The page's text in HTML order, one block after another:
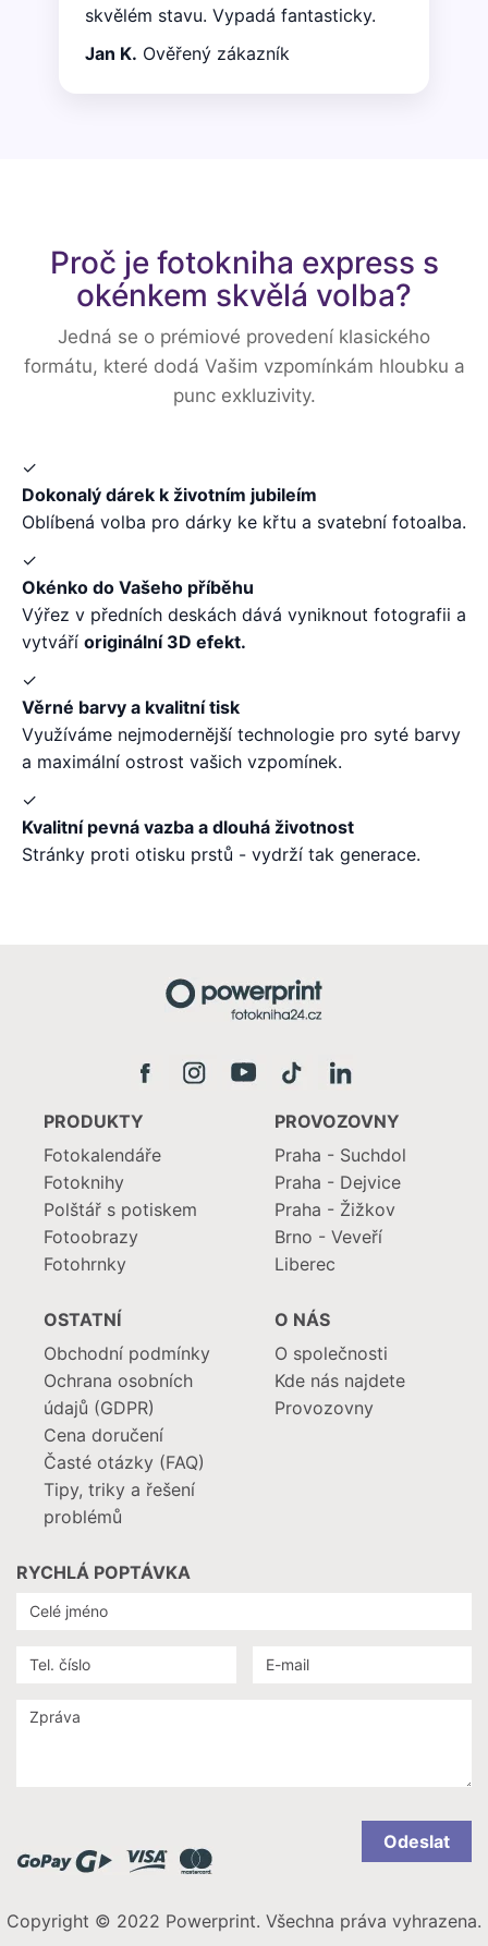
skvělém stavu. Vypadá fantasticky.
Jan K. Ověřený zákazník
Proč je fotokniha express s
okénkem skvělá volba?
Jedná se o prémiové provedení klasického
formátu, které dodá Vašim vzpomínkám hloubku a
punc exkluzivity.
✓
Dokonalý dárek k životním jubileím
Oblíbená volba pro dárky ke křtu a svatební fotoalba.
✓
Okénko do Vašeho příběhu
Výřez v předních deskách dává vyniknout fotografii a
vytváří originální 3D efekt.
✓
Věrné barvy a kvalitní tisk
Využíváme nejmodernější technologie pro syté barvy
a maximální ostrost vašich vzpomínek.
✓
Kvalitní pevná vazba a dlouhá životnost
Stránky proti otisku prstů - vydrží tak generace.
PRODUKTY
Fotokalendáře
Fotoknihy
Polštář s potiskem
Fotoobrazy
Fotohrnky
PROVOZOVNY
Praha - Suchdol
Praha - Dejvice
Praha - Žižkov
Brno - Veveří
Liberec
OSTATNÍ
Obchodní podmínky
Ochrana osobních
údajů (GDPR)
Cena doručení
Časté otázky (FAQ)
Tipy, triky a řešení
problémů
O NÁS
O společnosti
Kde nás najdete
Provozovny
RYCHLÁ POPTÁVKA
Odeslat
Copyright © 2022 Powerprint. Všechna práva vyhrazena.